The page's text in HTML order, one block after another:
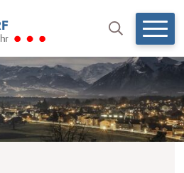
IN
Suche starten